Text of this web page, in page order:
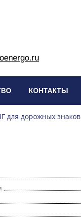
КОНТАКТЫ
для дорожных знаков